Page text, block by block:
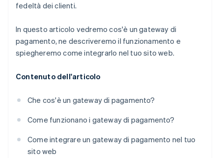
fedeltà dei clienti.
In questo articolo vedremo cos'è un gateway di
pagamento, ne descriveremo il funzionamento e
spiegheremo come integrarlo nel tuo sito web.
Contenuto dell'articolo
Che cos'è un gateway di pagamento?
Come funzionano i gateway di pagamento?
Come integrare un gateway di pagamento nel tuo
sito web